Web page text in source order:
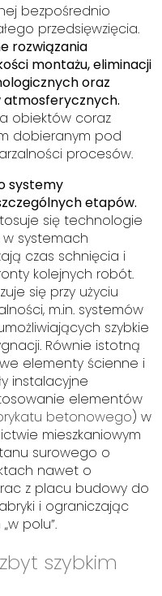
bezpośrednio
przedsięwzięcia.
rozwiązania
montażu, eliminacji
oraz
atmosferycznych.
obiektów coraz
dobieranym pod
procesów.
systemy
etapów.
się technologie
systemach
czas schnięcia i
kolejnych robót.
się przy użyciu
m.in. systemów
szybkie
Równie istotną
elementy ścienne i
instalacyjne
elementów
betonowego) w
mieszkaniowym
surowego o
nawet o
z placu budowy do
i ograniczając
polu”.
szybkim